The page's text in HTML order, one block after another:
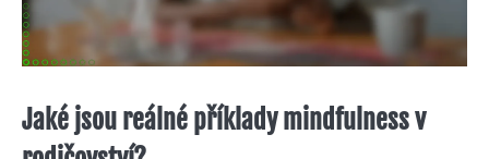
Jaké jsou reálné příklady mindfulness v